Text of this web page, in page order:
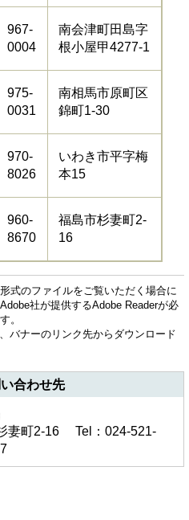
967-
0004
南会津町田島字
根小屋甲4277-1
975-
0031
南相馬市原町区
錦町1-30
970-
8026
いわき市平字梅
本15
960-
8670
福島市杉妻町2-
16
式のファイルをご覧いただく場合に
社が提供するAdobe Readerが必
。
バナーのリンク先からダウンロード
合わせ先
妻町2-16 Tel：024-521-